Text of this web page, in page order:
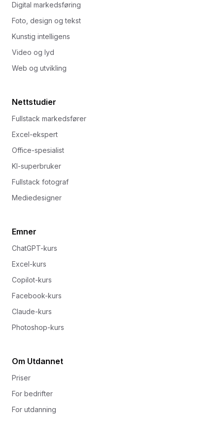
Digital markedsføring
Foto, design og tekst
Kunstig intelligens
Video og lyd
Web og utvikling
Nettstudier
Fullstack markedsfører
Excel-ekspert
Office-spesialist
KI-superbruker
Fullstack fotograf
Mediedesigner
Emner
ChatGPT-kurs
Excel-kurs
Copilot-kurs
Facebook-kurs
Claude-kurs
Photoshop-kurs
Om Utdannet
Priser
For bedrifter
For utdanning